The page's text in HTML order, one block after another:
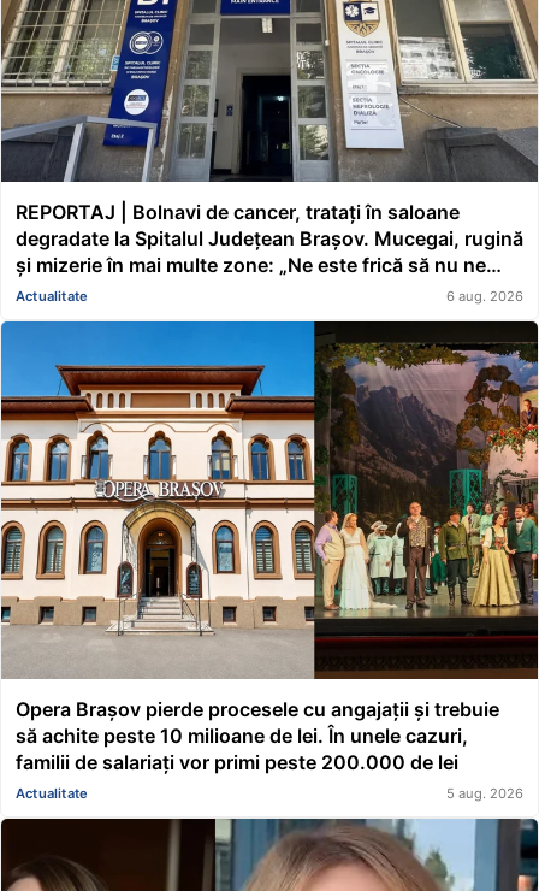
REPORTAJ | Bolnavi de cancer, tratați în saloane
degradate la Spitalul Județean Brașov. Mucegai, rugină
și mizerie în mai multe zone: „Ne este frică să nu ne
cadă tavanul în cap” FOTO/VIDEO
Actualitate 6 aug. 2026
Opera Brașov pierde procesele cu angajații și trebuie
să achite peste 10 milioane de lei. În unele cazuri,
familii de salariați vor primi peste 200.000 de lei
Actualitate 5 aug. 2026